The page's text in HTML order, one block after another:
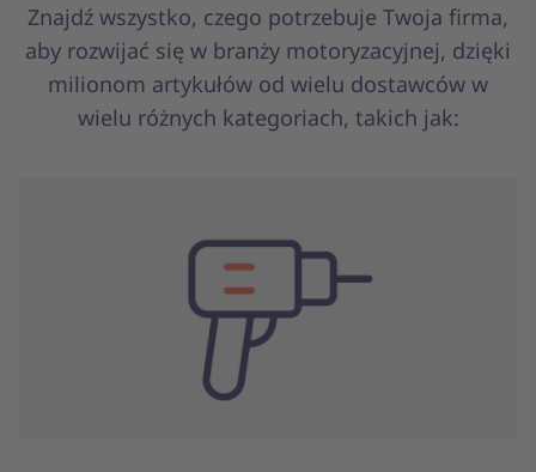
Znajdź wszystko, czego potrzebuje Twoja firma,
aby rozwijać się w branży motoryzacyjnej, dzięki
milionom artykułów od wielu dostawców w
wielu różnych kategoriach, takich jak: